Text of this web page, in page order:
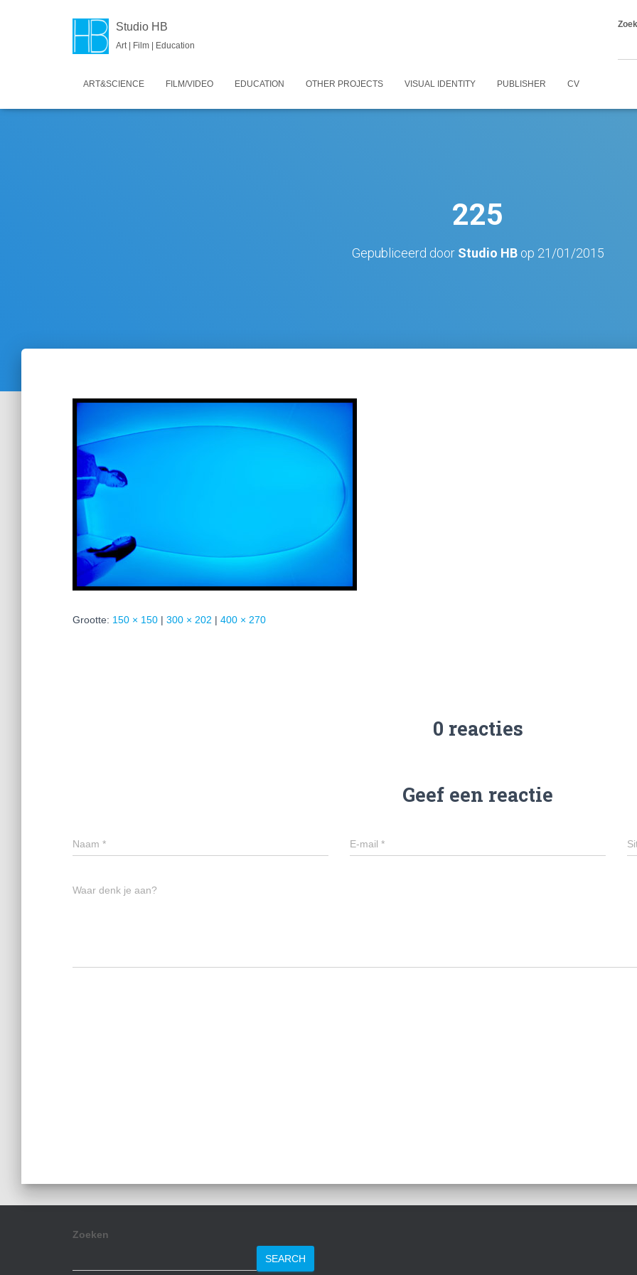
Studio HB
Art | Film | Education
ART&SCIENCE FILM/VIDEO EDUCATION OTHER PROJECTS VISUAL IDENTITY PUBLISHER CV
225
Gepubliceerd door Studio HBop 21/01/2015
Grootte: 150 × 150 | 300 × 202 | 400 × 270
0 reacties
Geef een reactie
Naam * E-mail *
Waar denk je aan?
Zoeken
SEARCH